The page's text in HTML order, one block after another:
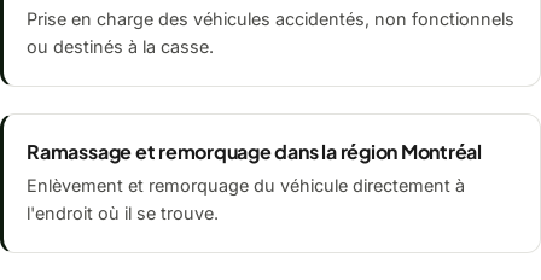
Prise en charge des véhicules accidentés, non fonctionnels
ou destinés à la casse.
Ramassage et remorquage dans la région Montréal
Enlèvement et remorquage du véhicule directement à
l'endroit où il se trouve.